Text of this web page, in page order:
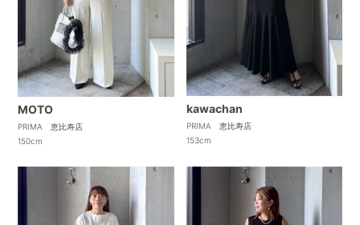
MOTO
PRIMA 恵比寿店
150cm
kawachan
PRIMA 恵比寿店
153cm